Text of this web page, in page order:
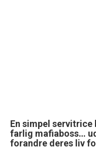
En simpel
farlig mafiaboss…
forandre deres liv